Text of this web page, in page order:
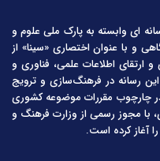
ای وابسته به پارک ملی علوم و
و با عنوان اختصاری «سینا» از
سازی و ارتقای اطلاعات علمی، فناوری و
این رسانه در فرهنگ‌سازی و ترویج
چارچوب مقررات موضوعه کشوری
با مجوز رسمی از وزارت فرهنگ و